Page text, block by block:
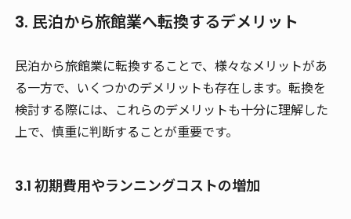
3. 民泊から旅館業へ転換するデメリット
民泊から旅館業に転換することで、様々なメリットがあ
る一方で、いくつかのデメリットも存在します。転換を
検討する際には、これらのデメリットも十分に理解した
上で、慎重に判断することが重要です。
3.1 初期費用やランニングコストの増加